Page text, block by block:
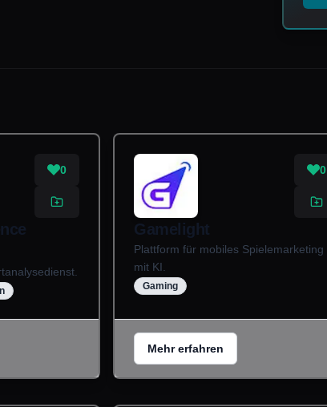
0 0
Gamelight
Plattform für mobiles Spielemarketing
mit KI.
Gaming
Mehr erfahren